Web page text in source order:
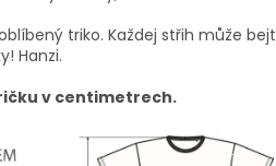
triko. Každej střih může bejt
Hanzi.
v centimetrech.